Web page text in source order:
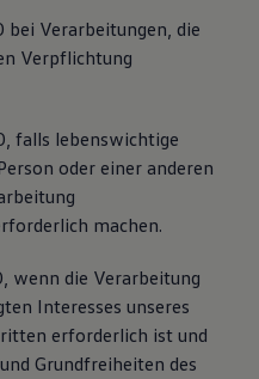
bei Verarbeitungen, die
Verpflichtung
falls lebenswichtige
oder einer anderen
machen.
wenn die Verarbeitung
Interesses unseres
erforderlich ist und
Grundfreiheiten des